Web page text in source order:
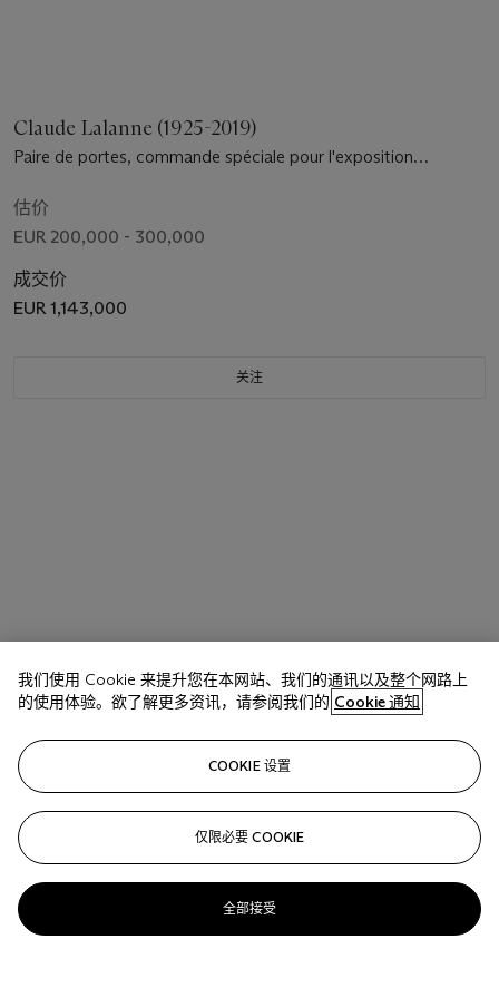
Claude Lalanne (1925-2019)
Paire de portes, commande spéciale pour l'exposition
2010
估价
EUR 200,000 - 300,000
成交价
EUR 1,143,000
关注
我们使用 Cookie 来提升您在本网站、我们的通讯以及整个网路上
的使用体验。欲了解更多资讯，请参阅我们的 Cookie 通知
COOKIE 设置
仅限必要 COOKIE
全部接受